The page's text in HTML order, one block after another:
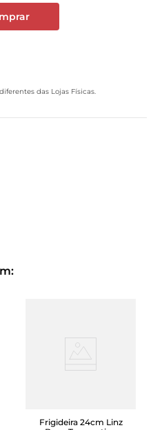
das Lojas Físicas.
Frigideira 24cm Linz